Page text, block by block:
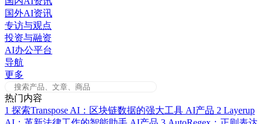
国外AI资讯
专访与观点
投资与融资
AI办公平台
导航
更多
热门内容
1 探索Transpose AI：区块链数据的强大工具 AI产品 2 Layerup